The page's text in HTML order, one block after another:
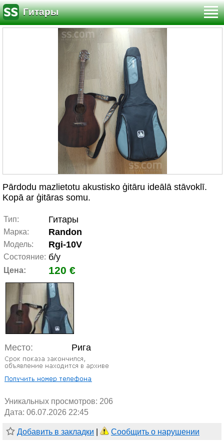
Гитары
Pārdodu mazlietotu akustisko ģitāru ideālā stāvoklī.
Kopā ar ģitāras somu.
Тип: Гитары
Марка: Randon
Модель: Rgi-10V
Состояние: б/у
Цена: 120 €
Место: Рига
Уникальных просмотров: 206
Дата: 06.07.2026 22:45
Добавить в закладки Сообщить о нарушении